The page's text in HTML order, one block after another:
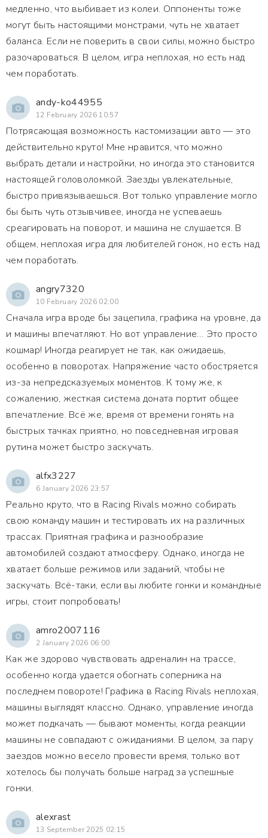
медленно, что выбивает из колеи. Оппоненты тоже
могут быть настоящими монстрами, чуть не хватает
баланса. Если не поверить в свои силы, можно быстро
разочароваться. В целом, игра неплохая, но есть над
чем поработать.
andy-ko44955
12 February 2026 10:57
Потрясающая возможность кастомизации авто — это
действительно круто! Мне нравится, что можно
выбрать детали и настройки, но иногда это становится
настоящей головоломкой. Заезды увлекательные,
быстро привязываешься. Вот только управление могло
бы быть чуть отзывчивее, иногда не успеваешь
среагировать на поворот, и машина не слушается. В
общем, неплохая игра для любителей гонок, но есть над
чем поработать.
angry7320
10 February 2026 02:00
Сначала игра вроде бы зацепила, графика на уровне, да
и машины впечатляют. Но вот управление… Это просто
кошмар! Иногда реагирует не так, как ожидаешь,
особенно в поворотах. Напряжение часто обостряется
из-за непредсказуемых моментов. К тому же, к
сожалению, жесткая система доната портит общее
впечатление. Всё же, время от времени гонять на
быстрых тачках приятно, но повседневная игровая
рутина может быстро заскучать.
alfx3227
6 January 2026 23:57
Реально круто, что в Racing Rivals можно собирать
свою команду машин и тестировать их на различных
трассах. Приятная графика и разнообразие
автомобилей создают атмосферу. Однако, иногда не
хватает больше режимов или заданий, чтобы не
заскучать. Всё-таки, если вы любите гонки и командные
игры, стоит попробовать!
amro2007116
2 January 2026 06:00
Как же здорово чувствовать адреналин на трассе,
особенно когда удается обогнать соперника на
последнем повороте! Графика в Racing Rivals неплохая,
машины выглядят классно. Однако, управление иногда
может подкачать — бывают моменты, когда реакции
машины не совпадают с ожиданиями. В целом, за пару
заездов можно весело провести время, только вот
хотелось бы получать больше наград за успешные
гонки.
alexrast
13 September 2025 02:15